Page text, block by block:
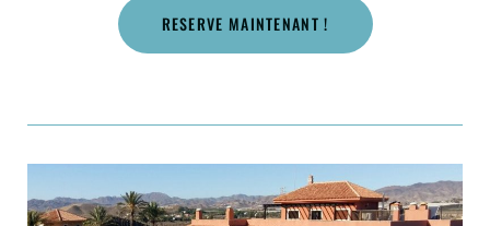
RESERVE MAINTENANT !